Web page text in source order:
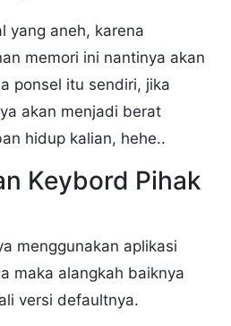
yang aneh, karena
memori ini nantinya akan
ponsel itu sendiri, jika
akan menjadi berat
hidup kalian, hehe..
Keybord Pihak
menggunakan aplikasi
maka alangkah baiknya
versi defaultnya.